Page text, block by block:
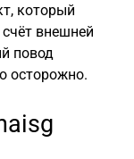
который
внешней
повод
осторожно.